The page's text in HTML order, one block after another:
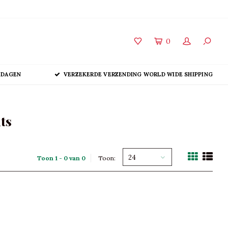
0
VERZEKERDE VERZENDING WORLD WIDE SHIPPING
Toon 1 - 0 van 0 Toon: 24